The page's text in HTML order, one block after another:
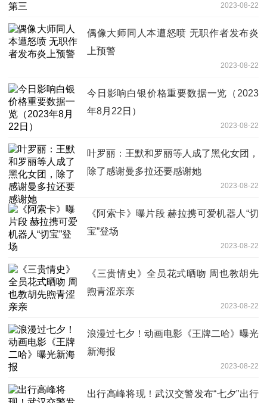
2023-08-22
偶像大师同人本遭怒喷 无职作者发布炎
上预警
2023-08-22
今日影响白银价格重要数据一览（2023
年8月22日）
2023-08-22
叶罗丽：王默和罗丽等人成了黑化女团，
除了感谢曼多拉还要感谢她
2023-08-22
《阿索卡》曝片段 赫拉携可爱机器人“切
宝”登场
2023-08-22
《三贵情史》全员花式晒吻 周也教胡先
煦青涩亲亲
2023-08-22
浪漫过七夕！动画电影《王牌二哈》曝光
新海报
2023-08-22
出行高峰将现！武汉交警发布“七夕”出行